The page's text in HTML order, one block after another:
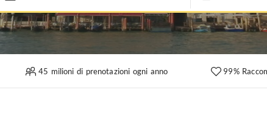
45 milioni di prenotazioni ogni anno 99%